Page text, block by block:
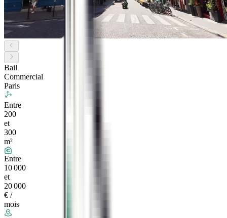
Bail
Commercial
Paris
Entre
200
et
300
m²
Entre
10 000
et
20 000
€ /
mois